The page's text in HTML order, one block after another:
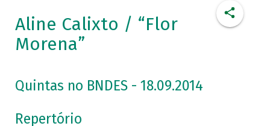
Aline Calixto / “Flor
Morena”
Quintas no BNDES - 18.09.2014
Repertório